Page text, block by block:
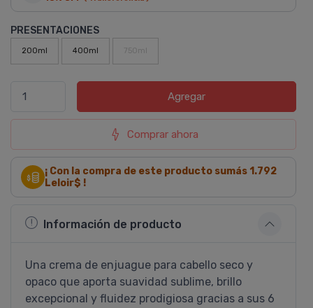
PRESENTACIONES
200ml 400ml 750ml
Agregar
Comprar ahora
¡ Con la compra de este producto sumás 1.792
Leloir$ !
Información de producto
Una crema de enjuague para cabello seco y
opaco que aporta suavidad sublime, brillo
excepcional y fluidez prodigiosa gracias a sus 6